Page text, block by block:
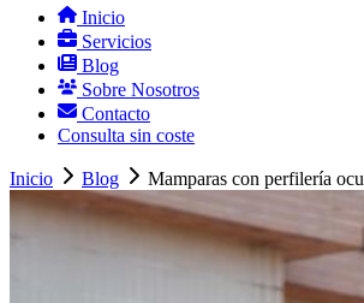
Inicio
Servicios
Blog
Sobre Nosotros
Contacto
Consulta sin coste
Inicio Blog Mamparas con perfilería